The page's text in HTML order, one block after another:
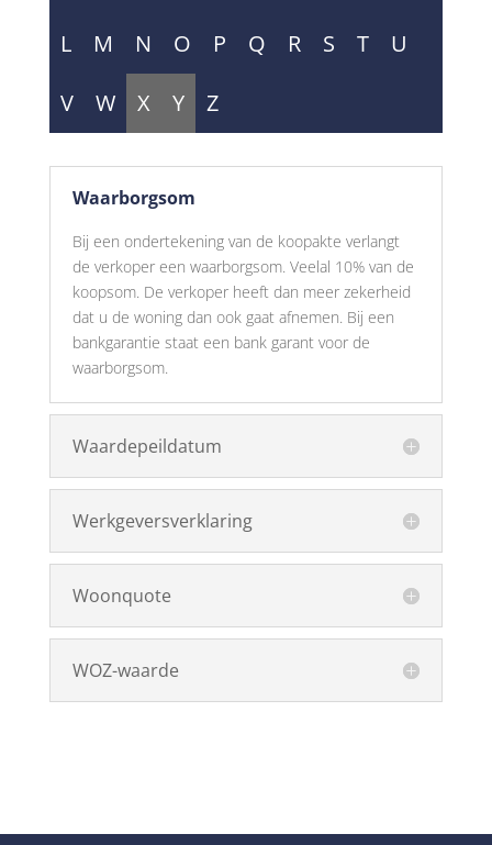
L
M N O P Q R S T
U
V
W X Y Z
Waarborgsom
Bij een ondertekening van de koopakte verlangt
de verkoper een waarborgsom. Veelal 10% van de
koopsom. De verkoper heeft dan meer zekerheid
dat u de woning dan ook gaat afnemen. Bij een
bankgarantie staat een bank garant voor de
waarborgsom.
Waardepeildatum
Werkgeversverklaring
Woonquote
WOZ-waarde